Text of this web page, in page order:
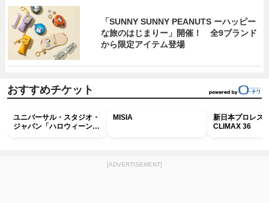
「SUNNY SUNNY PEANUTS ーハッピー
な旅のはじまりー」開催！ 全9ブランド
から限定アイテム登場
おすすめチケット
ユニバーサル・スタジオ・
ジャパン「ハロウィーン・
MISIA
新日本プロレス
CLIMAX 36
[ADVERTISEMENT]